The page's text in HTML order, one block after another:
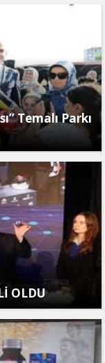
Temalı Parkı
OLDU